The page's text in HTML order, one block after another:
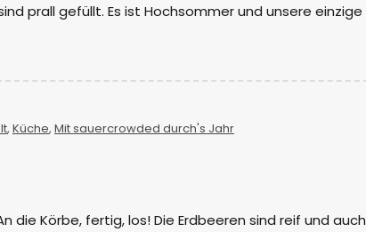
prall gefüllt. Es ist Hochsommer und unsere einzige
, Küche, Mit sauercrowded durch's Jahr
die Körbe, fertig, los! Die Erdbeeren sind reif und auch